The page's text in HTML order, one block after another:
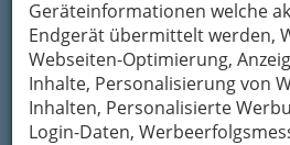
Geräteinformationen welche
Endgerät übermittelt werden,
Webseiten-Optimierung,
Inhalte, Personalisierung von
Inhalten, Personalisierte
Login-Daten,
Meine Email Adresse
Mein Betreff